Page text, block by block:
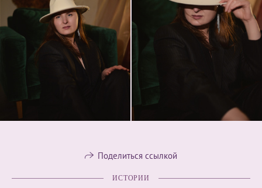
Поделиться ссылкой
ИСТОРИИ